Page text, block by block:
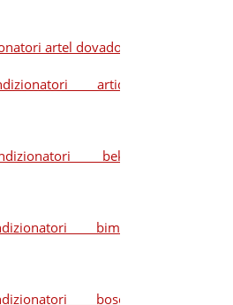
artel dovadola
artide
beko
bimar
bosch